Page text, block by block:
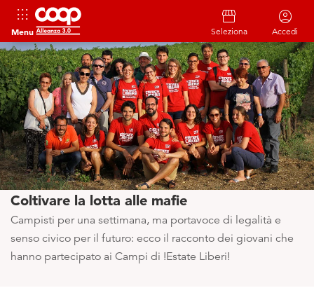
apps
Menu
storefront
Seleziona
account_circle
Accedi
Coltivare la lotta alle mafie
Campisti per una settimana, ma portavoce di legalità e
senso civico per il futuro: ecco il racconto dei giovani che
hanno partecipato ai Campi di !Estate Liberi!